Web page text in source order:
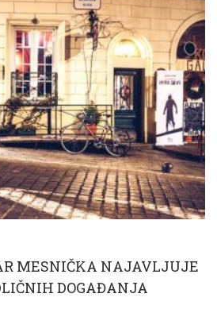
MESNIČKA NAJAVLJUJE
DOGAĐANJA